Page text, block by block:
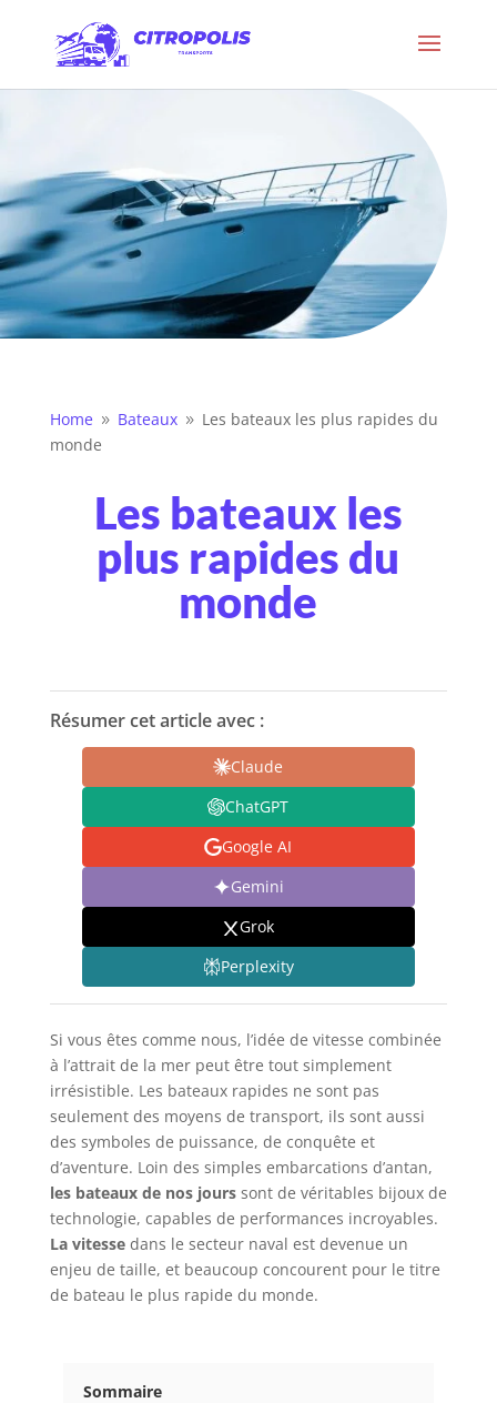
Home 9 Bateaux 9 Les bateaux les plus rapides du
monde
Les bateaux les
plus rapides du
monde
Résumer cet article avec :
Claude
ChatGPT
Google AI
Gemini
Grok
Perplexity
Si vous êtes comme nous, l’idée de vitesse combinée
à l’attrait de la mer peut être tout simplement
irrésistible. Les bateaux rapides ne sont pas
seulement des moyens de transport, ils sont aussi
des symboles de puissance, de conquête et
d’aventure. Loin des simples embarcations d’antan,
les bateaux de nos jourssont de véritables bijoux de
technologie, capables de performances incroyables.
La vitessedans le secteur naval est devenue un
enjeu de taille, et beaucoup concourent pour le titre
de bateau le plus rapide du monde.
Sommaire